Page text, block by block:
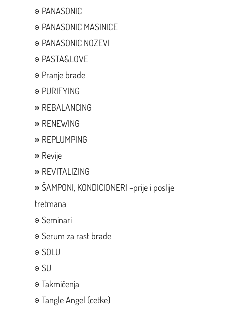
PANASONIC
PANASONIC MASINICE
PANASONIC NOZEVI
PASTA&LOVE
Pranje brade
PURIFYING
REBALANCING
RENEWING
REPLUMPING
Revije
REVITALIZING
ŠAMPONI, KONDICIONERI –prije i poslije
tretmana
Seminari
Serum za rast brade
SOLU
SU
Takmičenja
Tangle Angel (cetke)